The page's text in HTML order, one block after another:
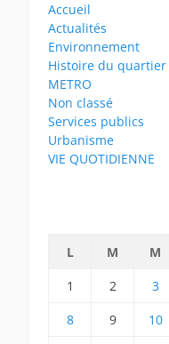
Accueil
Actualités
Environnement
Histoire du quartier
METRO
Non classé
Services publics
Urbanisme
VIE QUOTIDIENNE
L M M
1
2 3
8
9 10